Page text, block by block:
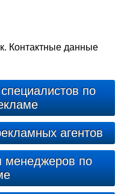
Контактные данные
по
агентов
менеджеров по